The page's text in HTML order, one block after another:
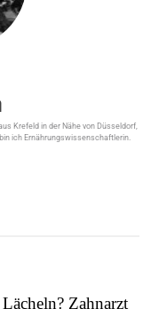
ᐅ
Krefeld in der Nähe von Düsseldorf,
ich Ernährungswissenschaftlerin.
Zahnarzt